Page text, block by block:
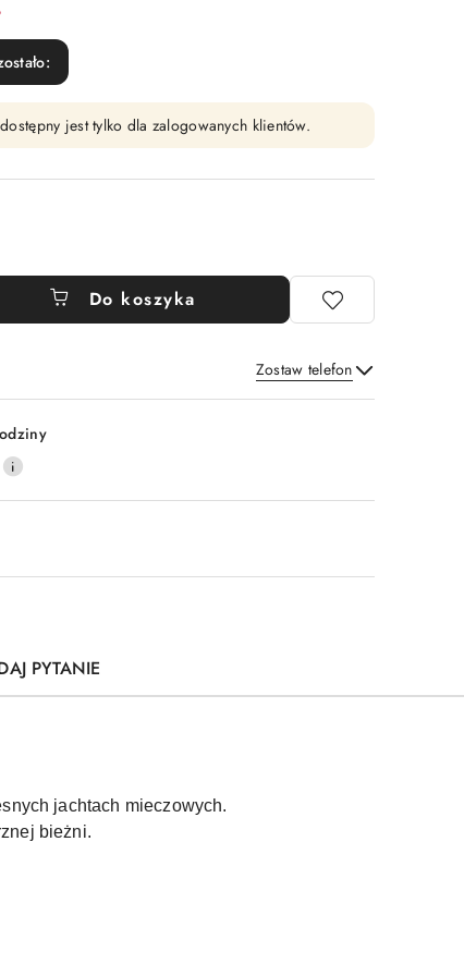
jest tylko dla zalogowanych klientów.
Do koszyka
Zostaw telefon
Wyślij
PYTANIE
jachtach mieczowych.
bieżni.